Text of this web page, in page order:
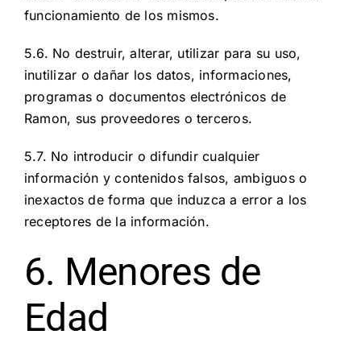
funcionamiento de los mismos.
5.6. No destruir, alterar, utilizar para su uso,
inutilizar o dañar los datos, informaciones,
programas o documentos electrónicos de
Ramon, sus proveedores o terceros.
5.7. No introducir o difundir cualquier
información y contenidos falsos, ambiguos o
inexactos de forma que induzca a error a los
receptores de la información.
6. Menores de
Edad